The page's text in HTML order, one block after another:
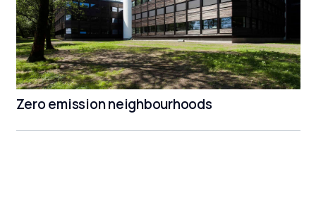
Zero emission neighbourhoods